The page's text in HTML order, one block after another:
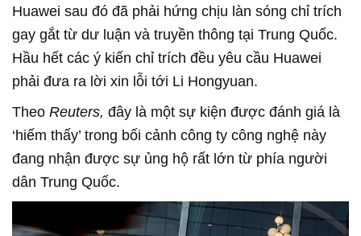
Huawei sau đó đã phải hứng chịu làn sóng chỉ trích
gay gắt từ dư luận và truyền thông tại Trung Quốc.
Hầu hết các ý kiến chỉ trích đều yêu cầu Huawei
phải đưa ra lời xin lỗi tới Li Hongyuan.
Theo Reuters, đây là một sự kiện được đánh giá là
‘hiếm thấy’ trong bối cảnh công ty công nghệ này
đang nhận được sự ủng hộ rất lớn từ phía người
dân Trung Quốc.